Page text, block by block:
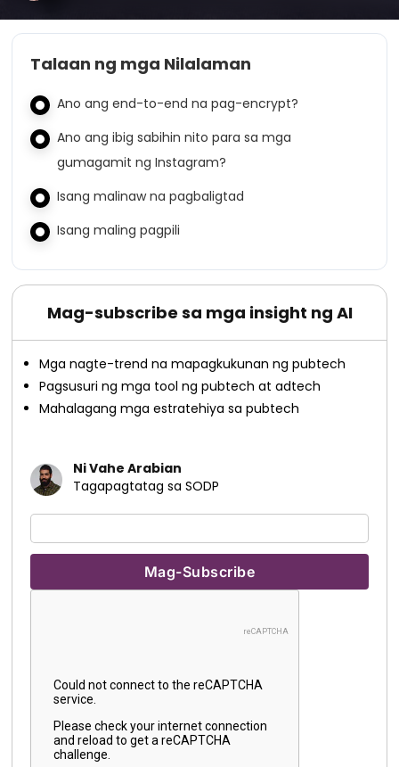
Talaan ng mga Nilalaman
Ano ang end-to-end na pag-encrypt?
Ano ang ibig sabihin nito para sa mga
gumagamit ng Instagram?
Isang malinaw na pagbaligtad
Isang maling pagpili
Mag-subscribe sa mga insight ng AI
Mga nagte-trend na mapagkukunan ng pubtech
Pagsusuri ng mga tool ng pubtech at adtech
Mahalagang mga estratehiya sa pubtech
Ni Vahe Arabian
Tagapagtatag sa SODP